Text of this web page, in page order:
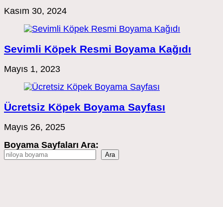
Kasım 30, 2024
Sevimli Köpek Resmi Boyama Kağıdı
Mayıs 1, 2023
Ücretsiz Köpek Boyama Sayfası
Mayıs 26, 2025
Boyama Sayfaları Ara:
Ara